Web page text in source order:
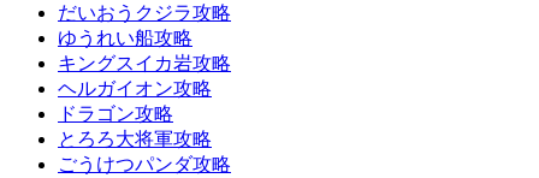
だいおうクジラ攻略
ゆうれい船攻略
キングスイカ岩攻略
ヘルガイオン攻略
ドラゴン攻略
とろろ大将軍攻略
ごうけつパンダ攻略